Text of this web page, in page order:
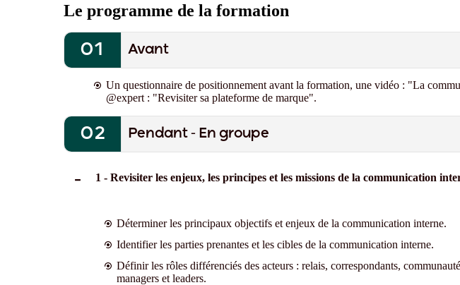
Le programme de la formation
Avant
Un questionnaire de positionnement avant la formation, une vidéo: "La
@expert: "Revisiter sa plateforme de marque".
Pendant - En groupe
1 - Revisiter les enjeux, les principes et les missions de la communication
Déterminer les principaux objectifs et enjeux de la communication interne.
Identifier les parties prenantes et les cibles de la communication interne.
Définir les rôles différenciés des acteurs : relais, correspondants,
managers et leaders.